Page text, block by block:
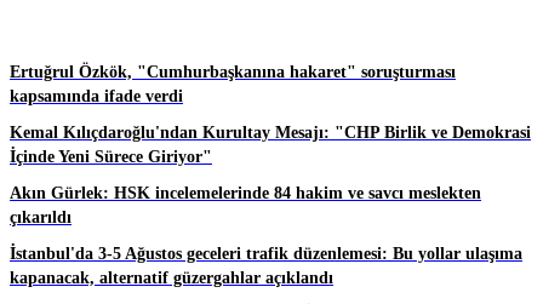
Ertuğrul Özkök, "Cumhurbaşkanına hakaret" soruşturması
kapsamında ifade verdi
Kemal Kılıçdaroğlu'ndan Kurultay Mesajı: "CHP Birlik ve Demokrasi
İçinde Yeni Sürece Giriyor"
Akın Gürlek: HSK incelemelerinde 84 hakim ve savcı meslekten
çıkarıldı
İstanbul'da 3-5 Ağustos geceleri trafik düzenlemesi: Bu yollar ulaşıma
kapanacak, alternatif güzergahlar açıklandı